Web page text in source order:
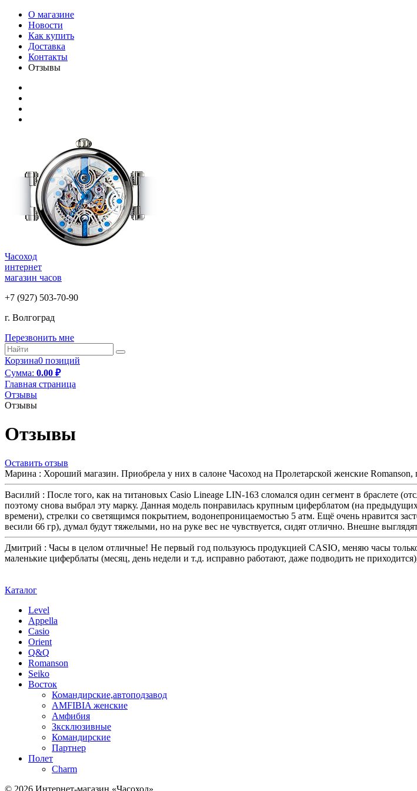
О магазине
Новости
Как купить
Доставка
Контакты
Отзывы
Часоход
интернет
магазин часов
+7 (927) 503-70-90
г. Волгоград
Перезвонить мне
Корзина0 позиций
Cумма: 0.00 ₽
Главная страница
Отзывы
Отзывы
Отзывы
Оставить отзыв
Марина : Хороший магазин. Приобрела у них в салоне Часоход на Пролетарской женские
Василий : После того, как на титановых Casio Lineage LIN-163 сломался один сегмент в браслете
поэтому снова выбрал эту марку. Данная модель понравилась крупным циферблатом (на
времени), стрелки со светящимся покрытием, водонепроницаемостью 5 атм. Ещё очень нравится
весили 66 гр), думал будут тяжелыми, но на руке вес не чувствуется, сидят отлично. Внешне
Дмитрий : Часы в целом отличные! Не первый год пользуюсь продукцией CASIO, меняю часы
маленькие циферблаты (месяц, день недели и т.д. исправно работают, даже подводить не
Каталог
Level
Appella
Casio
Orient
Q&Q
Romanson
Seiko
Восток
Командирские,автоподзавод
AMFIBIA женские
Амфибия
Зксклюзивные
Командирские
Партнер
Полет
Charm
© 2026 Интернет-магазин «Часоход»